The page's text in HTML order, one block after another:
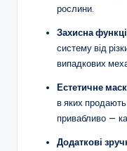
рослини.
Захисна
систему від
випадкових
Естетичне
в яких
привабливо —
Додаткові